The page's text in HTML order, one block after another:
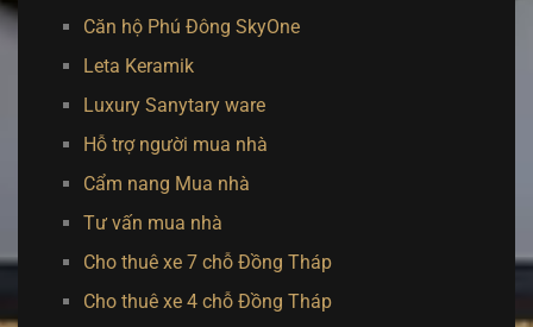
Căn hộ Phú Đông SkyOne
Leta Keramik
Luxury Sanytary ware
Hỗ trợ người mua nhà
Cẩm nang Mua nhà
Tư vấn mua nhà
Cho thuê xe 7 chỗ Đồng Tháp
Cho thuê xe 4 chỗ Đồng Tháp